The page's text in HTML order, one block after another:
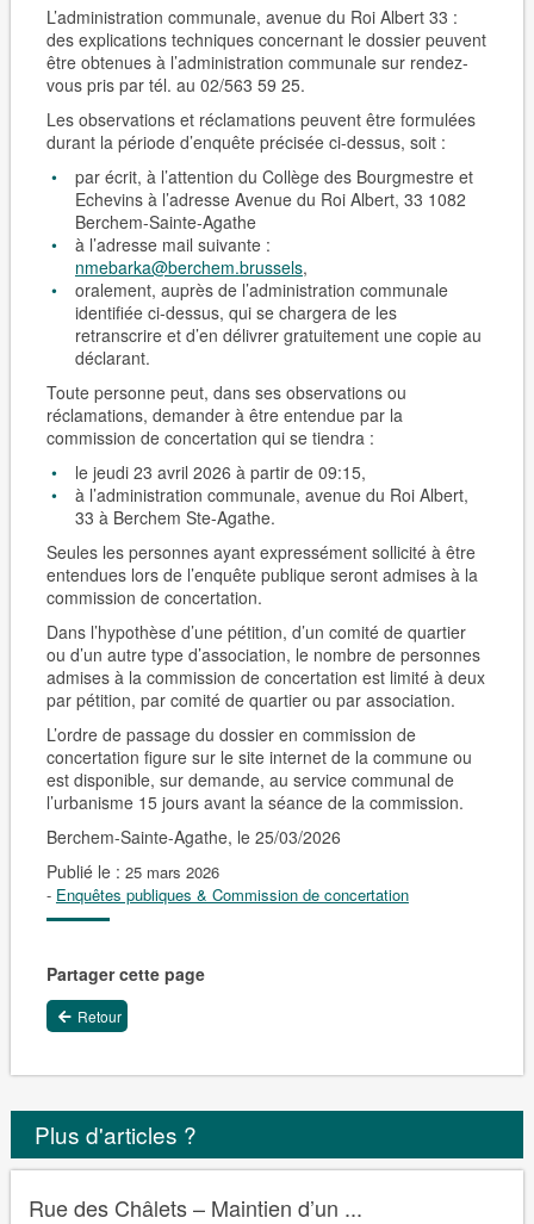
L’administration communale, avenue du Roi Albert 33 :
des explications techniques concernant le dossier peuvent
être obtenues à l’administration communale sur rendez-
vous pris par tél. au 02/563 59 25.
Les observations et réclamations peuvent être formulées
durant la période d’enquête précisée ci-dessus, soit :
par écrit, à l’attention du Collège des Bourgmestre et
Echevins à l’adresse Avenue du Roi Albert, 33 1082
Berchem-Sain­te-Agathe
à l’adresse mail suivante :
nmebarka@berchem.brussels,
oralement, auprès de l’administration communale
identifiée ci-dessus, qui se chargera de les
retranscrire et d’en délivrer gratuitement une copie au
déclarant.
Toute personne peut, dans ses observations ou
réclamations, demander à être entendue par la
commission de concertation qui se tiendra :
le jeudi 23 avril 2026 à partir de 09:15,
à l’administration communale, avenue du Roi Albert,
33 à Berchem Ste-Agathe.
Seules les personnes ayant expressément sollicité à être
entendues lors de l’enquête publique seront admises à la
commission de concertation.
Dans l’hypothèse d’une pétition, d’un comité de quartier
ou d’un autre type d’association, le nombre de personnes
admises à la commission de concertation est limité à deux
par pétition, par comité de quartier ou par association.
L’ordre de passage du dossier en commission de
concertation figure sur le site internet de la commune ou
est disponible, sur demande, au service communal de
l’urbanisme 15 jours avant la séance de la commission.
Berchem-Sainte-Agathe, le 25/03/2026
Publié le : 25 mars 2026
- Enquêtes publiques & Commission de concertation
Partager cette page
Retour
Plus d'articles ?
Rue des Châlets – Maintien d’un ...